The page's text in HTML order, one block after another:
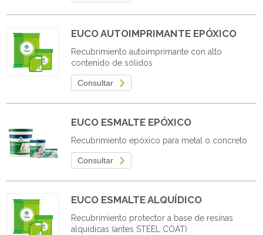
EUCO AUTOIMPRIMANTE EPÓXICO
Recubrimiento autoimprimante con alto
contenido de sólidos
Consultar
EUCO ESMALTE EPÓXICO
Recubrimiento epóxico para metal o concreto
Consultar
EUCO ESMALTE ALQUÍDICO
Recubrimiento protector a base de resinas
alquídicas (antes STEEL COAT)